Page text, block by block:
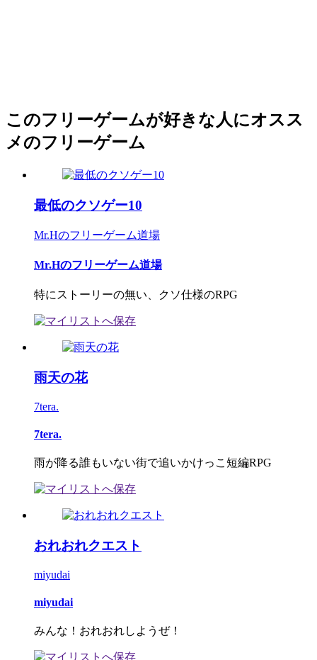
このフリーゲームが好きな人にオスス
メのフリーゲーム
最低のクソゲー10
Mr.Hのフリーゲーム道場
Mr.Hのフリーゲーム道場
特にストーリーの無い、クソ仕様のRPG
雨天の花
7tera.
7tera.
雨が降る誰もいない街で追いかけっこ短編RPG
おれおれクエスト
miyudai
miyudai
みんな！おれおれしようぜ！